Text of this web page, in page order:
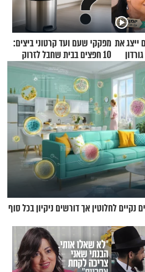
את מפקקי שעם ועד קרטוני ביצים:
10 חפצים בבית שחבל לזרוק
לפח
נקיים לחלוטין אך דורשים ניקיון בכל סוף